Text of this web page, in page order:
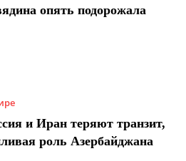
опять подорожала
и Иран теряют транзит,
роль Азербайджана